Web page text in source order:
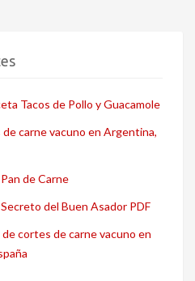
Tacos de Pollo y Guacamole
carne vacuno en Argentina,
de Carne
del Buen Asador PDF
cortes de carne vacuno en